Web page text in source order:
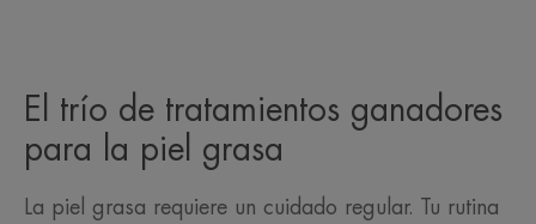
El trío de tratamientos ganadores
para la piel grasa
La piel grasa requiere un cuidado regular. Tu rutina